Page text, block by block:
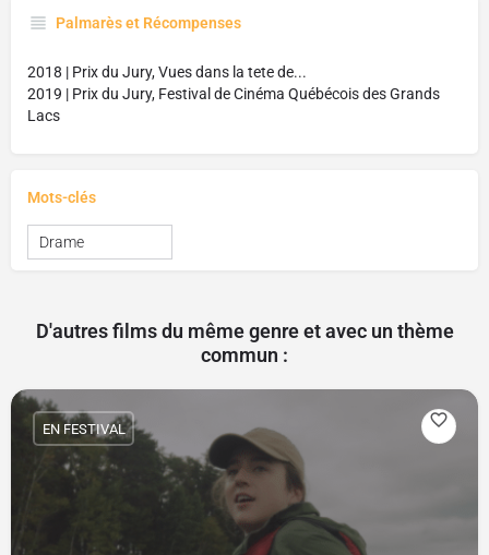
Palmarès et Récompenses
2018 | Prix du Jury, Vues dans la tete de...
2019 | Prix du Jury, Festival de Cinéma Québécois des Grands
Lacs
Mots-clés
Drame
D'autres films du même genre et avec un thème
commun :
EN FESTIVAL